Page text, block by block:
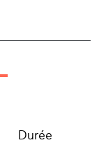
Durée